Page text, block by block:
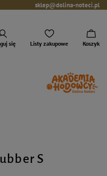
sklep@dolina-noteci.pl
się Listy zakupowe Koszyk
S